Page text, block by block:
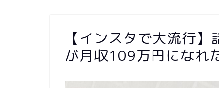
【インスタで大流行
が月収109万円になれ